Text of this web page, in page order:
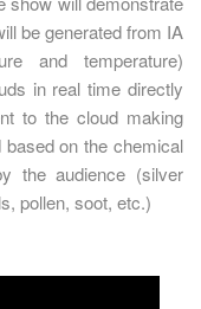
be generated from IA
and temperature)
in real time directly
to the cloud making
on the chemical
the audience (silver
pollen, soot, etc.)